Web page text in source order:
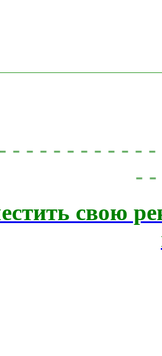
- - - - - - - - - -
- -
свою